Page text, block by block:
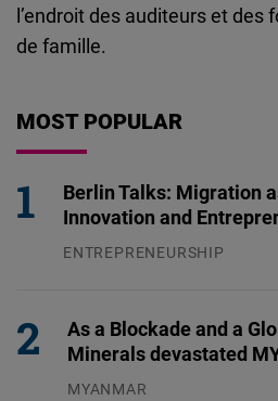
l’endroit des auditeurs et des
de famille.
MOST POPULAR
Berlin Talks: Migration
Innovation and
ENTREPRENEURSHIP
As a Blockade and a
Minerals devastated
MYANMAR